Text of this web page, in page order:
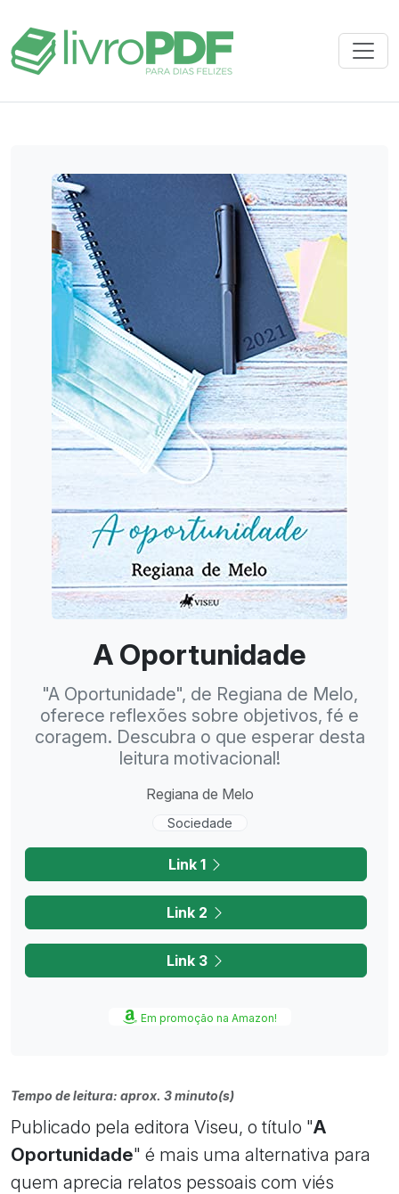
A Oportunidade
"A Oportunidade", de Regiana de Melo,
oferece reflexões sobre objetivos, fé e
coragem. Descubra o que esperar desta
leitura motivacional!
Regiana de Melo
Sociedade
Link 1
Link 2
Link 3
Em promoção na Amazon!
Tempo de leitura: aprox. 3 minuto(s)
Publicado pela editora Viseu, o título "A
Oportunidade" é mais uma alternativa para
quem aprecia relatos pessoais com viés